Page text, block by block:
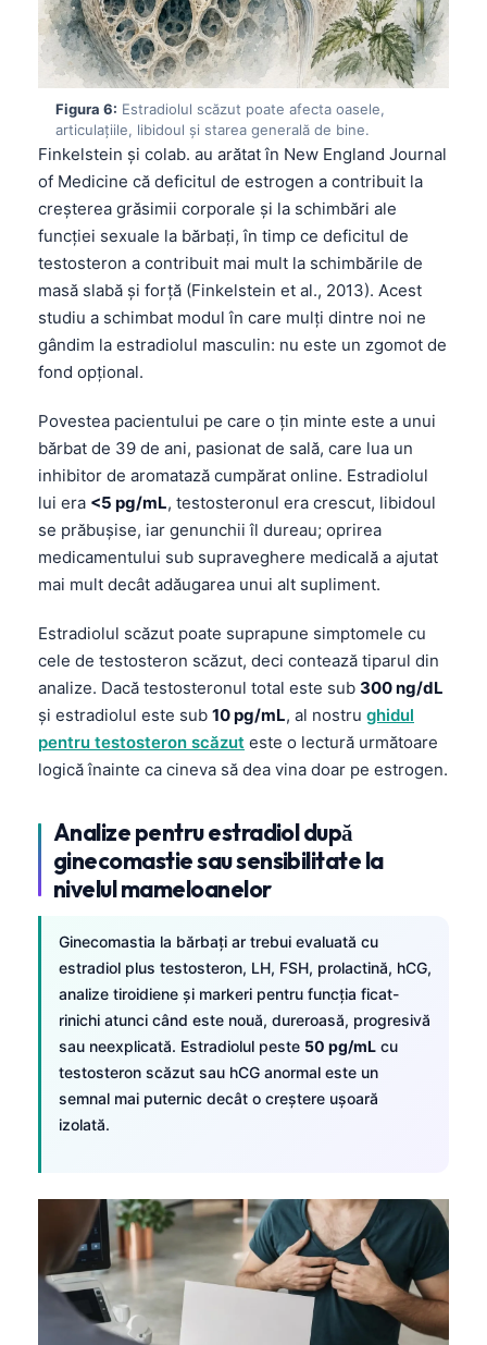
Figura 6: Estradiolul scăzut poate afecta oasele,
articulațiile, libidoul și starea generală de bine.
Finkelstein și colab. au arătat în New England Journal
of Medicine că deficitul de estrogen a contribuit la
creșterea grăsimii corporale și la schimbări ale
funcției sexuale la bărbați, în timp ce deficitul de
testosteron a contribuit mai mult la schimbările de
masă slabă și forță (Finkelstein et al., 2013). Acest
studiu a schimbat modul în care mulți dintre noi ne
gândim la estradiolul masculin: nu este un zgomot de
fond opțional.
Povestea pacientului pe care o țin minte este a unui
bărbat de 39 de ani, pasionat de sală, care lua un
inhibitor de aromatază cumpărat online. Estradiolul
lui era <5 pg/mL, testosteronul era crescut, libidoul
se prăbușise, iar genunchii îl dureau; oprirea
medicamentului sub supraveghere medicală a ajutat
mai mult decât adăugarea unui alt supliment.
Estradiolul scăzut poate suprapune simptomele cu
cele de testosteron scăzut, deci contează tiparul din
analize. Dacă testosteronul total este sub 300 ng/dL
și estradiolul este sub 10 pg/mL, al nostru ghidul
pentru testosteron scăzut este o lectură următoare
logică înainte ca cineva să dea vina doar pe estrogen.
Analize pentru estradiol după
ginecomastie sau sensibilitate la
nivelul mameloanelor
Ginecomastia la bărbați ar trebui evaluată cu
estradiol plus testosteron, LH, FSH, prolactină, hCG,
analize tiroidiene și markeri pentru funcția ficat-
rinichi atunci când este nouă, dureroasă, progresivă
sau neexplicată. Estradiolul peste 50 pg/mL cu
testosteron scăzut sau hCG anormal este un
semnal mai puternic decât o creștere ușoară
izolată.
తెలుగు
தமிழ்
ગુજરાતી
ಕನ್ನಡ
Bahasa Melayu
Tiếng Việt
Tagalog
ไทย
ဗမာစာ
ភាសាខ្មែរ
አማርኛ
Українська
Català
Қазақ тілі
Suomi
Hrvatski
Slovenčina
كوردی‎
پښتو
سنڌي
සිංහල
অসমীয়া
Latviešu valoda
Македонски јазик
Euskara
Gàidhlig
Occitan
العربية المغربية
Afrikaans
Монгол
ພາສາລາວ
Basa Jawa
Cebuano